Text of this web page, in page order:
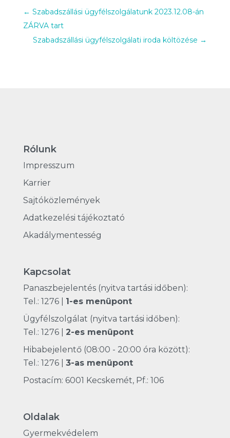
← Szabadszállási ügyfélszolgálatunk 2023.12.08-án
ZÁRVA tart
Szabadszállási ügyfélszolgálati iroda költözése →
Rólunk
Impresszum
Karrier
Sajtóközlemények
Adatkezelési tájékoztató
Akadálymentesség
Kapcsolat
Panaszbejelentés (nyitva tartási időben):
Tel.: 1276| 1-es menüpont
Ügyfélszolgálat (nyitva tartási időben):
Tel.: 1276| 2-es menüpont
Hibabejelentő (08:00 - 20:00 óra között):
Tel.: 1276| 3-as menüpont
Postacím: 6001 Kecskemét, Pf.: 106
Oldalak
Gyermekvédelem